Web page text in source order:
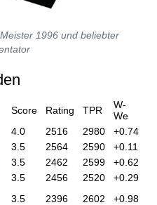
1996 und beliebter
Score Rating TPR
W-
We
4.0 2516 2980
+0.74
3.5 2564 2590
+0.11
3.5 2462 2599
+0.62
3.5 2456 2520
+0.29
3.5 2396 2602
+0.98